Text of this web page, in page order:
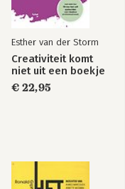
Esther van der Storm
Creativiteit komt
niet uit een boekje
€ 22,95